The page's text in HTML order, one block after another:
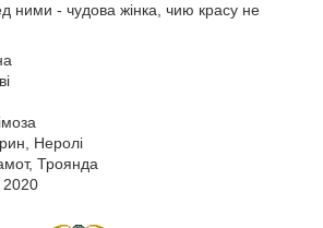
ними - чудова жінка, чию красу не
Неролі
Троянда
2020